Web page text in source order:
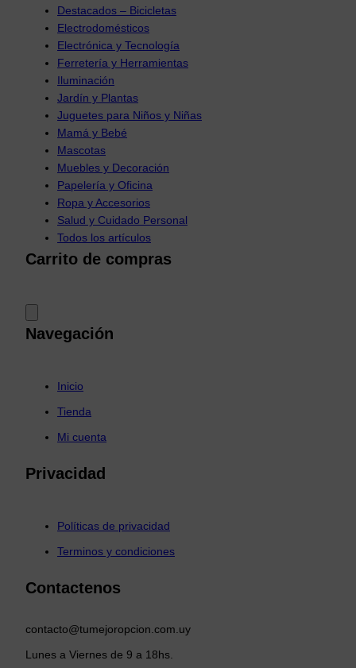
Destacados – Bicicletas
Electrodomésticos
Electrónica y Tecnología
Ferretería y Herramientas
Iluminación
Jardín y Plantas
Juguetes para Niños y Niñas
Mamá y Bebé
Mascotas
Muebles y Decoración
Papelería y Oficina
Ropa y Accesorios
Salud y Cuidado Personal
Todos los artículos
Carrito de compras
Navegación
Inicio
Tienda
Mi cuenta
Privacidad
Políticas de privacidad
Terminos y condiciones
Contactenos
contacto@tumejoropcion.com.uy
Lunes a Viernes de 9 a 18hs.